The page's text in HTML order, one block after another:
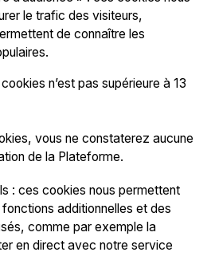
le trafic des visiteurs,
de connaître les
n’est pas supérieure à 13
vous ne constaterez aucune
de la Plateforme.
: ces cookies nous permettent
additionnelles et des
comme par exemple la
en direct avec notre service